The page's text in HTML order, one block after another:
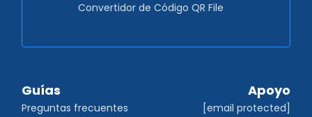
Convertidor de Código QR File
Guías
Preguntas frecuentes
Apoyo
[email protected]